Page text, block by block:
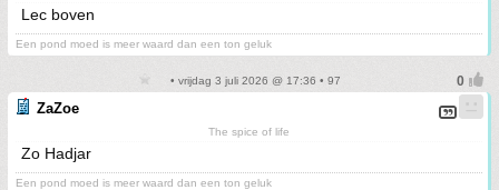
Lec boven
Een pond moed is meer waard dan een ton geluk
• vrijdag 3 juli 2026 @ 17:36 • 97
ZaZoe
The spice of life
Zo Hadjar
Een pond moed is meer waard dan een ton geluk